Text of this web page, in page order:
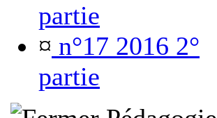
partie
¤ n°17 2016 2°
partie